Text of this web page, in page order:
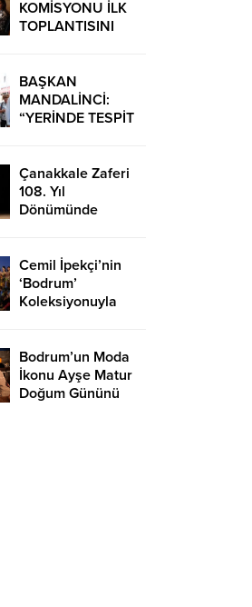
KOMİSYONU İLK
TOPLANTISINI
BAŞKAN
MANDALİNCİ:
“YERİNDE TESPİT
ÜRETİYORUZ”
Çanakkale Zaferi
108. Yıl
Dönümünde
Kutlandı
Cemil İpekçi’nin
‘Bodrum’
Koleksiyonuyla
Bodrum’un Moda
İkonu Ayşe Matur
Doğum Gününü